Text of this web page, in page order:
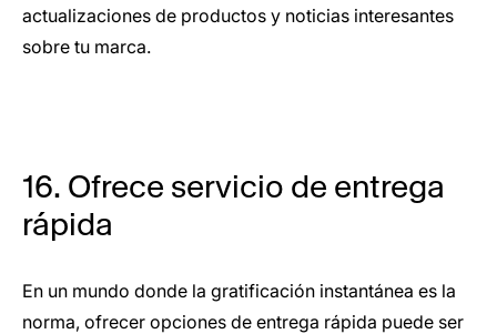
actualizaciones de productos y noticias interesantes
sobre tu marca.
16. Ofrece servicio de entrega
rápida
En un mundo donde la gratificación instantánea es la
norma, ofrecer opciones de entrega rápida puede ser